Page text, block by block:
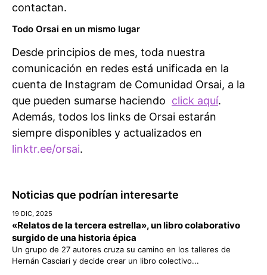
contactan.
Todo Orsai en un mismo lugar
Desde principios de mes, toda nuestra
comunicación en redes está unificada en la
cuenta de Instagram de Comunidad Orsai, a la
que pueden sumarse haciendo click aquí.
Además, todos los links de Orsai estarán
siempre disponibles y actualizados en
linktr.ee/orsai.
Noticias que podrían interesarte
19 DIC, 2025
«Relatos de la tercera estrella», un libro colaborativo
surgido de una historia épica
Un grupo de 27 autores cruza su camino en los talleres de
Hernán Casciari y decide crear un libro colectivo...